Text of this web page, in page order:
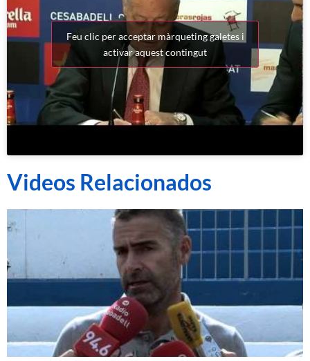
Feu clic per acceptar màrqueting galetes i
activar aquest contingut
Videos Relacionados